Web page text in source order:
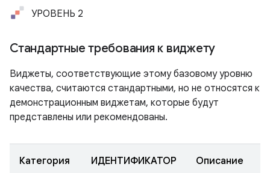
УРОВЕНЬ 2
Стандартные требования к виджету
Виджеты, соответствующие этому базовому уровню
качества, считаются стандартными, но не относятся к
демонстрационным виджетам, которые будут
представлены или рекомендованы.
Категория ИДЕНТИФИКАТОР Описание